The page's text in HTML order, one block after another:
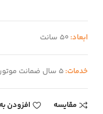
ابعاد: 50 سانت
خدمات:5 سال ضمانت موتور
مقایسه افزودن